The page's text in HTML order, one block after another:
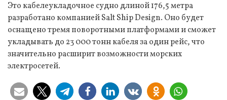
Это кабелеукладочное судно длиной 176,5 метра
разработано компанией Salt Ship Design. Оно будет
оснащено тремя поворотными платформами и сможет
укладывать до 23 000 тонн кабеля за один рейс, что
значительно расширит возможности морских
электросетей.